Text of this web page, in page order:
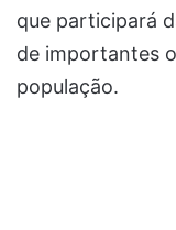
que participará
de importantes
população.